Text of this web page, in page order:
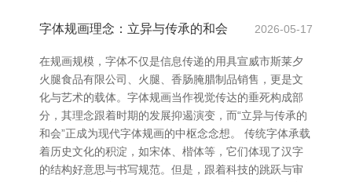
字体规画理念：立异与传承的和会 2026-05-17
在规画规模，字体不仅是信息传递的用具宣威市斯莱夕
火腿食品有限公司、火腿、香肠腌腊制品销售，更是文
化与艺术的载体。字体规画当作视觉传达的垂死构成部
分，其理念跟着时期的发展抑遏演变，而“立异与传承的
和会”正成为现代字体规画的中枢念念想。 传统字体承载
着历史文化的积淀，如宋体、楷体等，它们体现了汉字
的结构好意思与书写规范。但是，跟着科技的跳跃与审